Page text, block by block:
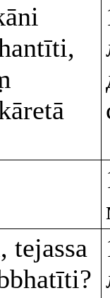
tejassa